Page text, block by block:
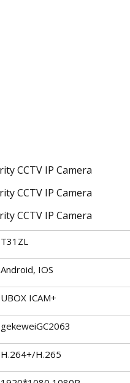
T31ZL
Android, IOS
UBOX ICAM+
gekeweiGC2063
H.264+/H.265